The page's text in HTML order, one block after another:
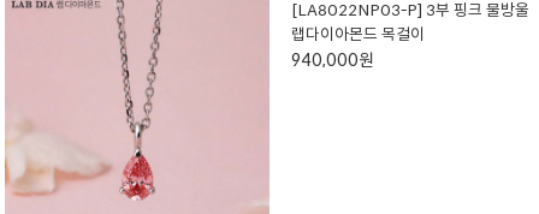
[LA8022NP03-P] 3부 핑크 물방울
랩다이아몬드 목걸이
940,000원